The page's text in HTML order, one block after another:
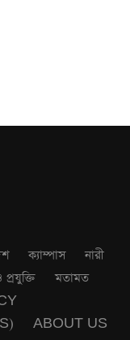
ক্যাম্পাস
নারী
মতামত
ABOUT US